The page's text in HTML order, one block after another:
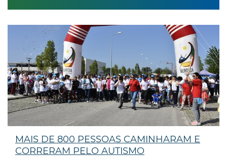
MAIS DE 800 PESSOAS CAMINHARAM E
CORRERAM PELO AUTISMO